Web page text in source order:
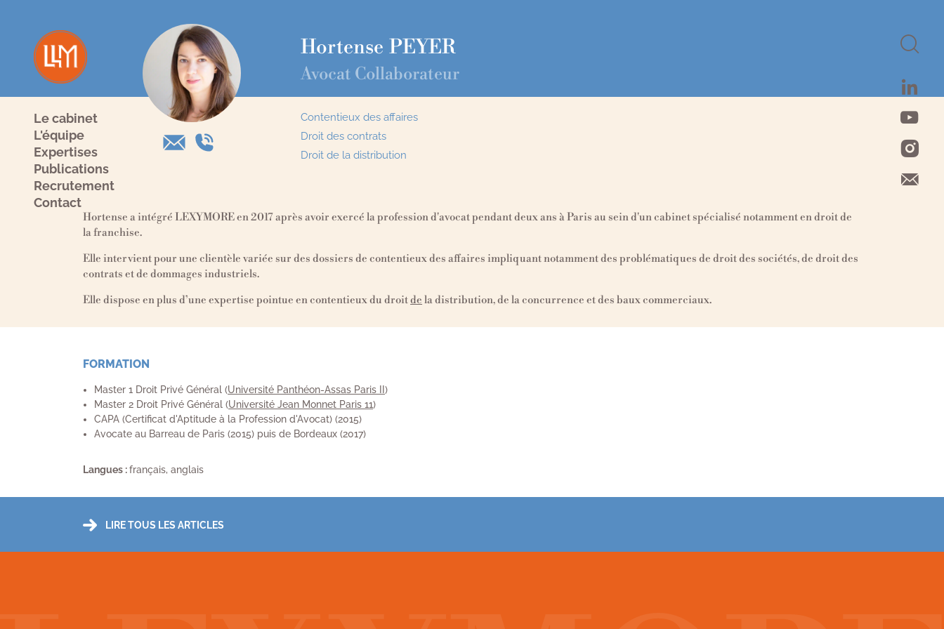
Le cabinet
L'équipe
Expertises
Publications
Recrutement
Contact
Hortense PEYER
Avocat Collaborateur
Contentieux des affaires
Droit des contrats
Droit de la distribution
Hortense a intégré LEXYMORE en 2017 après avoir exercé la profession d'avocat pendant deux ans à Paris au sein d'un cabinet spécialisé notamment en droit de
la franchise.
Elle intervient pour une clientèle variée sur des dossiers de contentieux des affaires impliquant notamment des problématiques de droit des sociétés, de droit des
contrats et de dommages industriels.
Elle dispose en plus d’une expertise pointue en contentieux du droitde la distribution, de la concurrence et des baux commerciaux.
FORMATION
Master 1 Droit Privé Général (Université Panthéon-Assas Paris II)
Master 2 Droit Privé Général (Université Jean Monnet Paris 11)
CAPA (Certificat d'Aptitude à la Profession d'Avocat) (2015)
Avocate au Barreau de Paris (2015) puis de Bordeaux (2017)
Langues :français, anglais
LIRE TOUS LES ARTICLES